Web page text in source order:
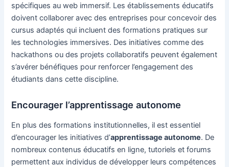
spécifiques au web immersif. Les établissements éducatifs
doivent collaborer avec des entreprises pour concevoir des
cursus adaptés qui incluent des formations pratiques sur
les technologies immersives. Des initiatives comme des
hackathons ou des projets collaboratifs peuvent également
s’avérer bénéfiques pour renforcer l’engagement des
étudiants dans cette discipline.
Encourager l’apprentissage autonome
En plus des formations institutionnelles, il est essentiel
d’encourager les initiatives d’apprentissage autonome. De
nombreux contenus éducatifs en ligne, tutoriels et forums
permettent aux individus de développer leurs compétences